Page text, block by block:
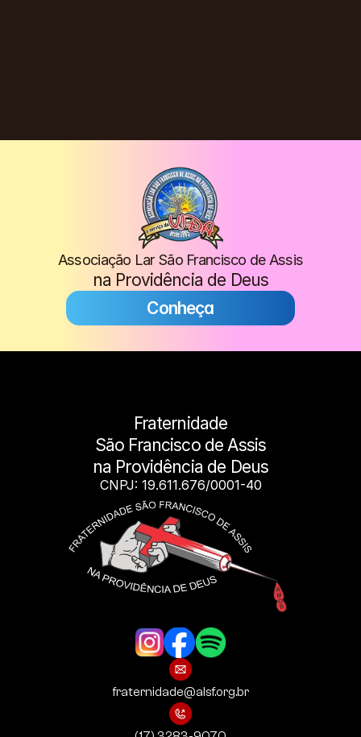
Associação Lar São Francisco de Assis
na Providência de Deus
Conheça
Fraternidade
São Francisco de Assis
na Providência de Deus
CNPJ: 19.611.676/0001-40
fraternidade@alsf.org.br